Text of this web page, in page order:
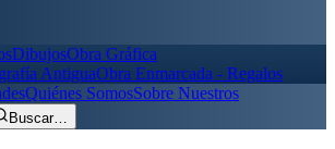
DibujosObra Gráfica
AntiguaObra Enmarcada - Regalos
Quiénes SomosSobre Nuestros
Buscar…